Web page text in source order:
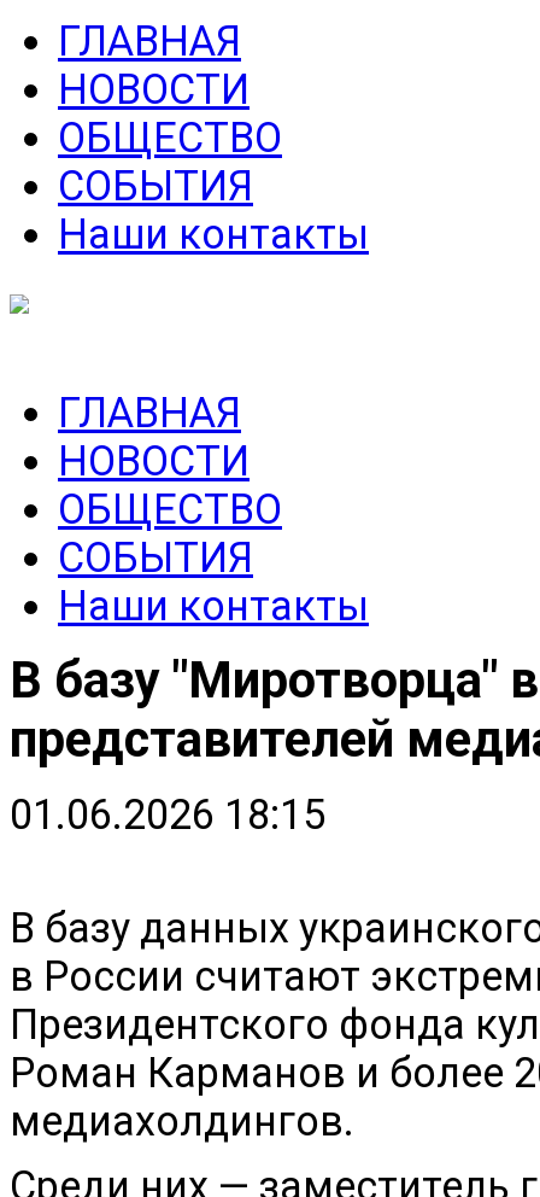
ГЛАВНАЯ
НОВОСТИ
ОБЩЕСТВО
СОБЫТИЯ
Наши контакты
ГЛАВНАЯ
НОВОСТИ
ОБЩЕСТВО
СОБЫТИЯ
Наши контакты
В базу "Миротворца"
представителей
01.06.2026 18:15
В базу данных
в России считают
Президентского фонда
Роман Карманов и более
медиахолдингов.
Среди них — заместитель